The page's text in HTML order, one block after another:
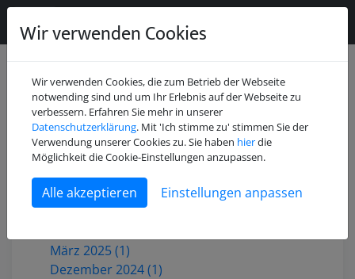
Juli 2026 (2)
Mai 2026 (1)
Dezember 2025 (3)
Oktober 2025 (1)
Juni 2025 (1)
März 2025 (1)
Dezember 2024 (1)
Wir verwenden Cookies
Wir verwenden Cookies, die zum Betrieb der Webseite
notwending sind und um Ihr Erlebnis auf der Webseite zu
verbessern. Erfahren Sie mehr in unserer
Datenschutzerklärung. Mit 'Ich stimme zu' stimmen Sie der
Verwendung unserer Cookies zu. Sie haben hierdie
Möglichkeit die Cookie-Einstellungen anzupassen.
Einstellungen anpassen